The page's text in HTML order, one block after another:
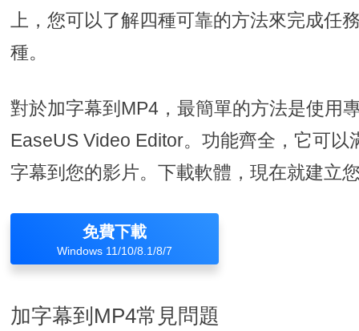
上，您可以了解四種可靠的方法來完成任
種。
對於加字幕到MP4，最簡單的方法是使用
EaseUS Video Editor。功能齊全，它可
字幕到您的影片。下載軟體，現在就建立
免費下載
Windows 11/10/8.1/8/7
加字幕到MP4常見問題